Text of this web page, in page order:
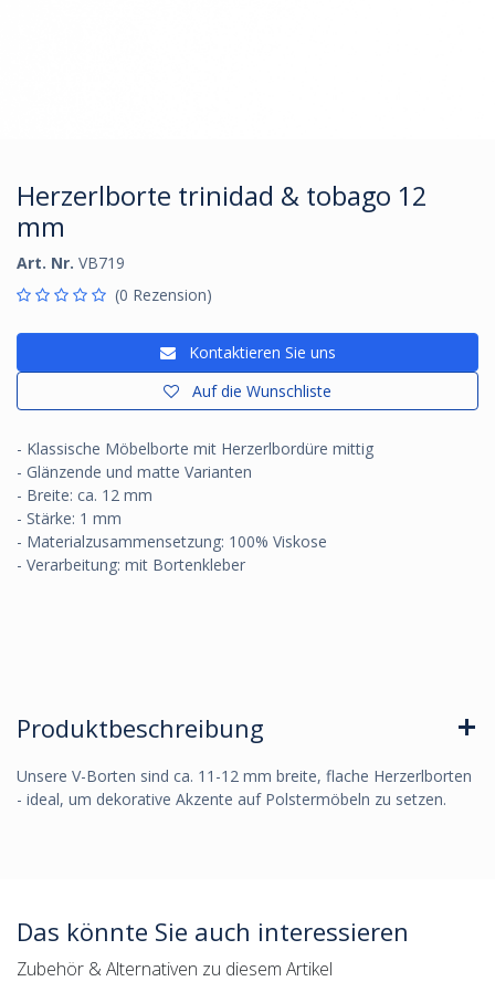
Herzerlborte trinidad & tobago 12
mm
Art. Nr. VB719
(0 Rezension)
Kontaktieren Sie uns
Auf die Wunschliste
- Klassische Möbelborte mit Herzerlbordüre mittig
- Glänzende und matte Varianten
- Breite: ca. 12 mm
- Stärke: 1 mm
- Materialzusammensetzung: 100% Viskose
- Verarbeitung: mit Bortenkleber
Produktbeschreibung
Unsere V-Borten sind ca. 11-12 mm breite, flache Herzerlborten
- ideal, um dekorative Akzente auf Polstermöbeln zu setzen.
Das könnte Sie auch interessieren
Zubehör & Alternativen zu diesem Artikel